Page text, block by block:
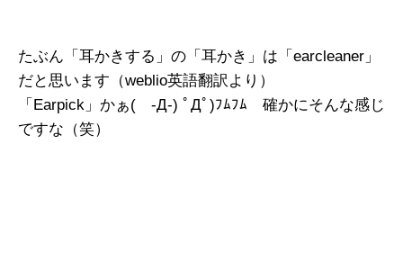
たぶん「耳かきする」の「耳かき」は「earcleaner」
だと思います（weblio英語翻訳より）
「Earpick」かぁ( -Д-) ﾟДﾟ)ﾌﾑﾌﾑ 確かにそんな感じ
ですな（笑）